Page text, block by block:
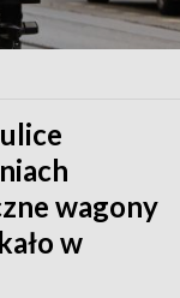
wagony
w